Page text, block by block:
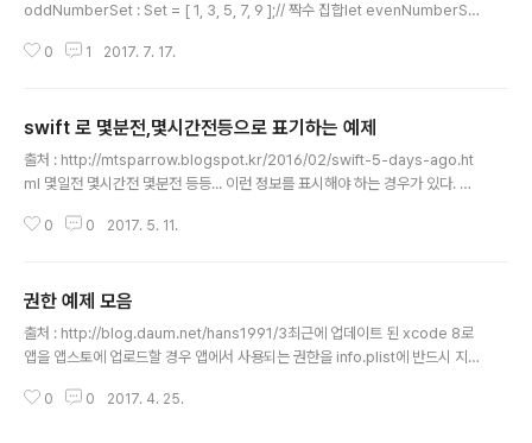
oddNumberSet : Set = [ 1, 3, 5, 7, 9 ];// 짝수 집합let evenNumberSe
5, 7 ]; // 연산 결과를 저장할 집합var resultNumberSet : Set = Set(); //
[]for i in resultNumberSe..
0 1 2017. 7. 17.
swift 로 몇분전,몇시간전등으로 표기하는 예제
출처 : http://mtsparrow.blogspot.kr/2016/02/swift-5-days-ago.ht
ml 몇일전 몇시간전 몇분전 등등... 이런 정보를 표시해야 하는 경우가 있다. NS
mport Foundation extension NSDate { func yearsFrom(date:NSD
m(date:NSDate) -> Int{ return NSCalendar.currentCale..
0 0 2017. 5. 11.
권한 예제 모음
출처 : http://blog.daum.net/hans1991/3최근에 업데이트 된 xcode 8로
앱을 앱스토에 업로드할 경우 앱에서 사용되는 권한을 info.plist에 반드시 지
오류로 인하여 정상등록되지 않고 해당 애플 계정으로 오류 메일이 전송됩니다.
0 0 2017. 4. 25.